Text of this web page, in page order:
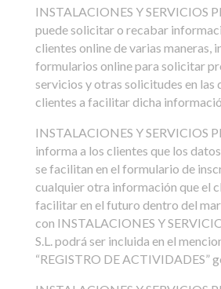
INSTALACIONES Y SERVICIOS
puede solicitar o recabar
clientes online de varias maneras,
formularios online para solicitar
servicios y otras solicitudes en las
clientes a facilitar dicha
INSTALACIONES Y SERVICIOS
informa a los clientes que los
se facilitan en el formulario de
cualquier otra información que el
facilitar en el futuro dentro del
con INSTALACIONES Y
S.L. podrá ser incluida en el
“REGISTRO DE ACTIVIDADES”